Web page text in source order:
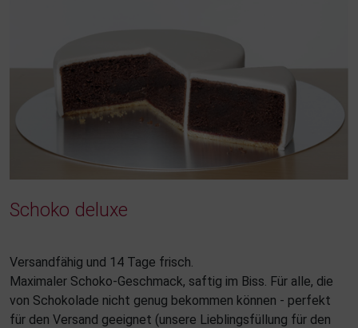
Schoko deluxe
Versandfähig und 14 Tage frisch.
Maximaler Schoko-Geschmack, saftig im Biss. Für alle, die
von Schokolade nicht genug bekommen können - perfekt
für den Versand geeignet (unsere Lieblingsfüllung für den